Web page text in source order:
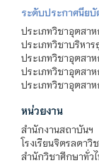
ระดับประกาศนีย
ประเภทวิชาอุตสา
ประเภทวิชาบริหาร
ประเภทวิชาอุตสา
ประเภทวิชาอุตสาห
ประเภทวิชาอุตสา
หน่วยงาน
สำนักงานสถาบันฯ
โรงเรียนจิตรลดาวิ
สำนักวิชาศึกษาทั่ว